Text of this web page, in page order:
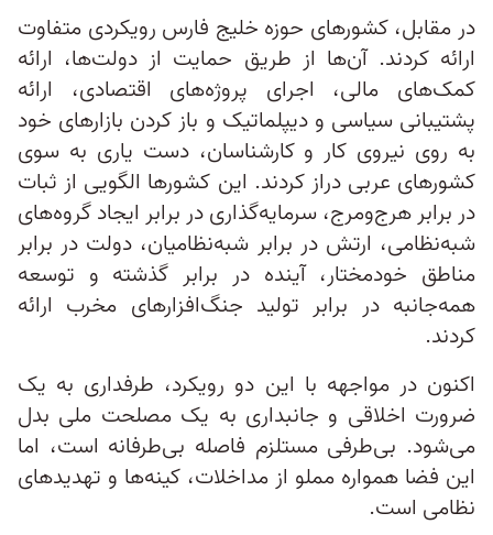
در مقابل، کشورهای حوزه خلیج فارس رویکردی متفاوت
ارائه کردند. آن‌ها از طریق حمایت از دولت‌ها، ارائه
کمک‌های مالی، اجرای پروژه‌های اقتصادی، ارائه
پشتیبانی سیاسی و دیپلماتیک و باز کردن بازارهای خود
به روی نیروی کار و کارشناسان، دست یاری به سوی
کشورهای عربی دراز کردند. این کشورها الگویی از ثبات
در برابر هرج‌ومرج، سرمایه‌گذاری در برابر ایجاد گروه‌های
شبه‌نظامی، ارتش در برابر شبه‌نظامیان، دولت در برابر
مناطق خودمختار، آینده در برابر گذشته و توسعه
همه‌جانبه در برابر تولید جنگ‌افزارهای مخرب ارائه
کردند.
اکنون در مواجهه با این دو رویکرد، طرفداری به یک
ضرورت اخلاقی و جانبداری به یک مصلحت ملی بدل
می‌شود. بی‌طرفی مستلزم فاصله‌ بی‌طرفانه است، اما
این فضا همواره مملو از مداخلات، کینه‌ها و تهدیدهای
نظامی است.